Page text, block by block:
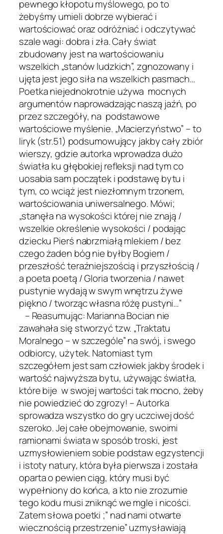
pewnego kłopotu myślowego, po to
żebyśmy umieli dobrze wybierać i
wartościować oraz odróżniać i odczytywać
szale wagi: dobra i zła. Cały świat
zbudowany jest na wartościowaniu
wszelkich „stanów ludzkich”, zgnozowany i
ujęta jest jego siła na wszelkich pasmach…
Poetka niejednokrotnie używa mocnych
argumentów naprowadzając naszą jaźń, po
przez szczegóły, na podstawowe
wartościowe myślenie. „Macierzyństwo” – to
liryk (str.51) podsumowujący jakby cały zbiór
wierszy, gdzie autorka wprowadza dużo
światła ku głębokiej refleksji nad tym co
uosabia sam początek i podstawę bytu i
tym, co wciąż jest niezłomnym trzonem,
wartościowania uniwersalnego. Mówi;
„stanęła na wysokości której nie znają /
wszelkie określenie wysokości / podając
dziecku Pierś nabrzmiałą mlekiem / bez
czego żaden bóg nie byłby Bogiem /
przeszłość teraźniejszością i przyszłością /
a poeta poetą / Gloria tworzenia / nawet
pustynie wydają w swym wnętrzu żywe
piękno / tworząc własna różę pustyni…”
– Reasumując: Marianna Bocian nie
zawahała się stworzyć tzw. „Traktatu
Moralnego – w szczególe” na swój, i swego
odbiorcy, użytek. Natomiast tym
szczegółem jest sam człowiek jakby środek i
wartość najwyższa bytu, używając światła,
które bije w swojej wartości tak mocno, żeby
nie powiedzieć do zgrozy! – Autorka
sprowadza wszystko do gry uczciwej dość
szeroko. Jej całe obejmowanie, swoimi
ramionami świata w sposób troski, jest
uzmysłowieniem sobie podstaw egzystencji
i istoty natury, która była pierwsza i została
oparta o pewien ciąg, który musi być
wypełniony do końca, a kto nie zrozumie
tego kodu musi zniknąć we mgle i nicości.
Zatem słowa poetki ;” nad nami otwarte
wiecznością przestrzenie” uzmysławiają